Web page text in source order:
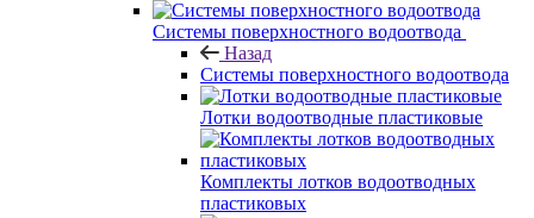
Системы поверхностного водоотвода
Назад
Системы поверхностного водоотвода
Лотки водоотводные пластиковые
Комплекты лотков водоотводных
пластиковых